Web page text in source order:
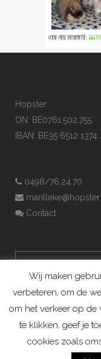
Hopster
ON: BE0761.502.755
IBAN: BE35 6512
0498/76.24.70
Contact
Wij maken
verbeteren, om de
om het verkeer op de
te klikken, geef je
cookies zoals